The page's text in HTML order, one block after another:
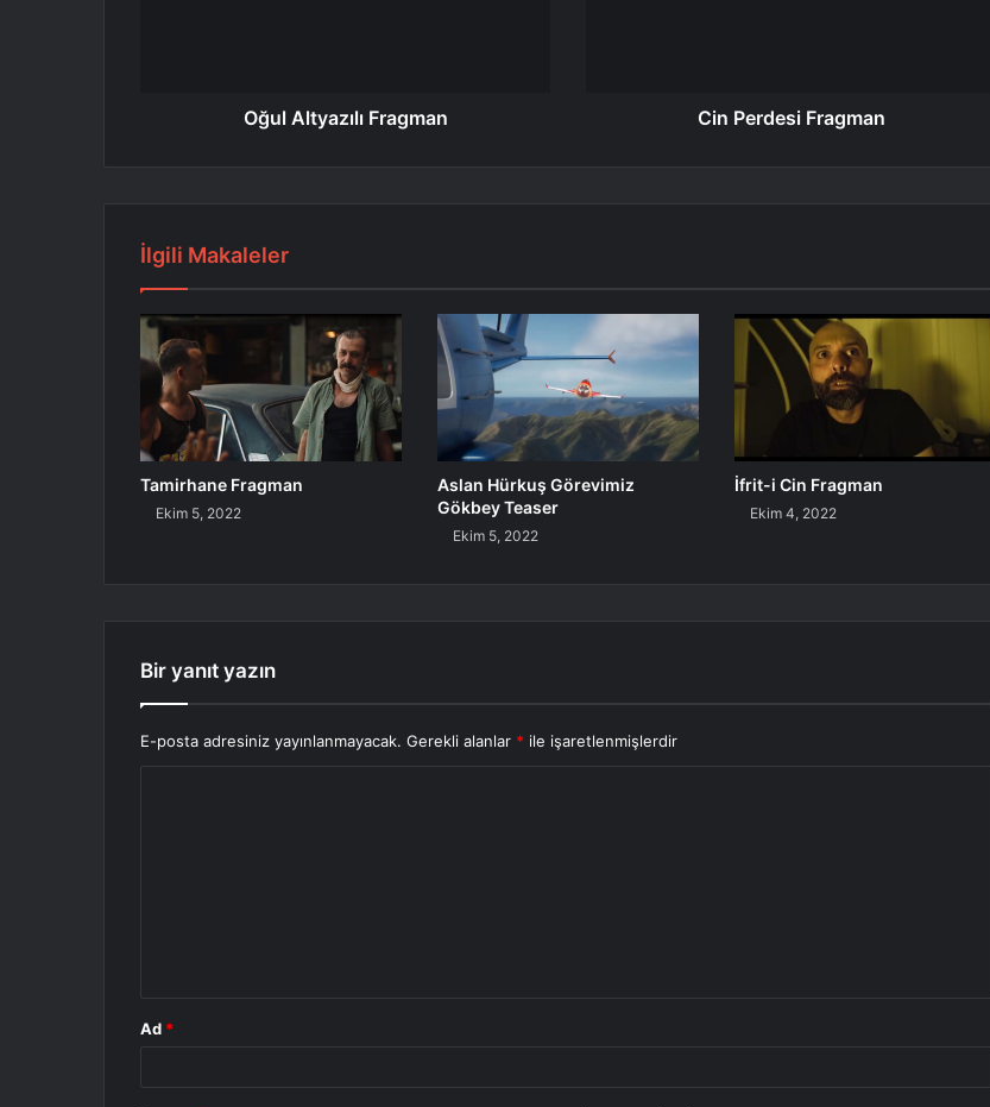
Oğul Altyazılı Fragman Cin Perdesi Fragman
İlgili Makaleler
Tamirhane Fragman
Ekim 5, 2022
Aslan Hürkuş Görevimiz
Gökbey Teaser
Ekim 5, 2022
İfrit-i Cin Fragman
Ekim 4, 2022
Bir yanıt yazın
E-posta adresiniz yayınlanmayacak. Gerekli alanlar * ile işaretlenmişlerdir
Ad *